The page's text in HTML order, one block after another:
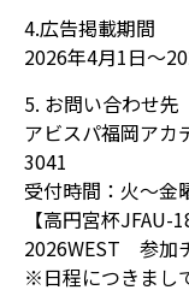
4.広告掲載期間
2026年4月1日～
5. お問い合わせ先
アビスパ福岡ア
3041
受付時間：火〜
【高円宮杯
2026WEST 参加
※日程につきまし